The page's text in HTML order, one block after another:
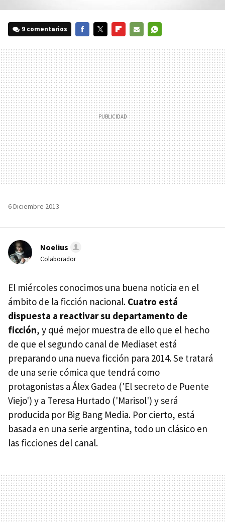
9 comentarios
MAIL
6 Diciembre 2013
Noelius
Colaborador
El miércoles conocimos una buena noticia en el
ámbito de la ficción nacional. Cuatro está
dispuesta a reactivar su departamento de
ficción, y qué mejor muestra de ello que el hecho
de que el segundo canal de Mediaset está
preparando una nueva ficción para 2014. Se tratará
de una serie cómica que tendrá como
protagonistas a Álex Gadea ('El secreto de Puente
Viejo') y a Teresa Hurtado ('Marisol') y será
producida por Big Bang Media. Por cierto, está
basada en una serie argentina, todo un clásico en
las ficciones del canal.